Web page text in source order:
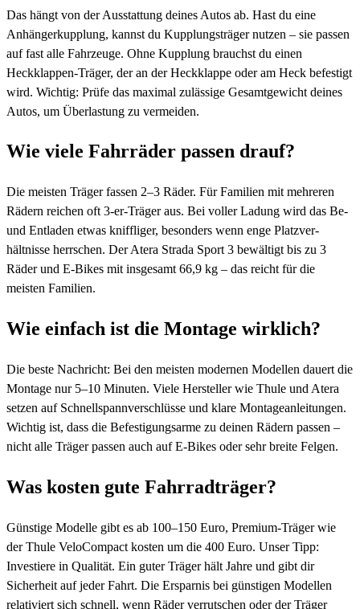
Das hängt von der Ausstattung deines Autos ab. Hast du eine
Anhängerkupplung, kannst du Kupplungsträger nutzen – sie passen
auf fast alle Fahrzeuge. Ohne Kupplung brauchst du einen
Heckklappen-Träger, der an der Heckklappe oder am Heck befestigt
wird. Wichtig: Prüfe das maximal zulässige Gesamtgewicht deines
Autos, um Überlastung zu vermeiden.
Wie viele Fahrräder passen drauf?
Die meisten Träger fassen 2–3 Räder. Für Familien mit mehreren
Rädern reichen oft 3-er-Träger aus. Bei voller Ladung wird das Be-
und Entladen etwas kniffliger, besonders wenn enge Platzver­
hältnisse herrschen. Der Atera Strada Sport 3 bewältigt bis zu 3
Räder und E-Bikes mit insgesamt 66,9 kg – das reicht für die
meisten Familien.
Wie einfach ist die Montage wirklich?
Die beste Nachricht: Bei den meisten modernen Modellen dauert die
Montage nur 5–10 Minuten. Viele Hersteller wie Thule und Atera
setzen auf Schnellspannverschlüsse und klare Montageanleitungen.
Wichtig ist, dass die Befestigungsarme zu deinen Rädern passen –
nicht alle Träger passen auch auf E-Bikes oder sehr breite Felgen.
Was kosten gute Fahrradträger?
Günstige Modelle gibt es ab 100–150 Euro, Premium-Träger wie
der Thule VeloCompact kosten um die 400 Euro. Unser Tipp:
Investiere in Qualität. Ein guter Träger hält Jahre und gibt dir
Sicherheit auf jeder Fahrt. Die Ersparnis bei günstigen Modellen
relativiert sich schnell, wenn Räder verrutschen oder der Träger